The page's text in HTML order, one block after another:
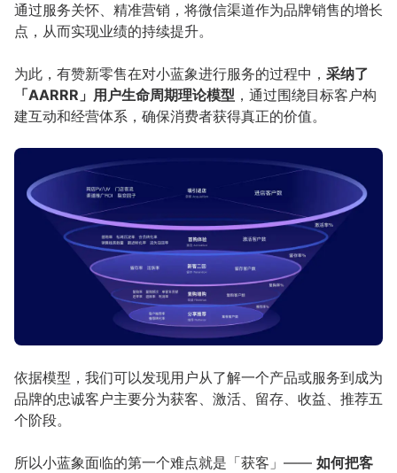
通过服务关怀、精准营销，将微信渠道作为品牌销售的增长
点，从而实现业绩的持续提升。
为此，有赞新零售在对小蓝象进行服务的过程中， 采纳了
「AARRR」用户生命周期理论模型 ，通过围绕目标客户构
建互动和经营体系，确保消费者获得真正的价值。
依据模型，我们可以发现用户从了解一个产品或服务到成为
品牌的忠诚客户主要分为获客、激活、留存、收益、推荐五
个阶段。
所以小蓝象面临的第一个难点就是「获客」—— 如何把客